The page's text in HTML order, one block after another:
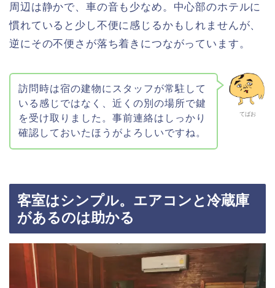
周辺は静かで、車の音も少なめ。中心部のホテルに
慣れていると少し不便に感じるかもしれませんが、
逆にその不便さが落ち着きにつながっています。
てばお
訪問時は宿の建物にスタッフが常駐して
いる感じではなく、近くの別の場所で鍵
を受け取りました。事前連絡はしっかり
確認しておいたほうがよろしいですね。
客室はシンプル。エアコンと冷蔵庫
があるのは助かる